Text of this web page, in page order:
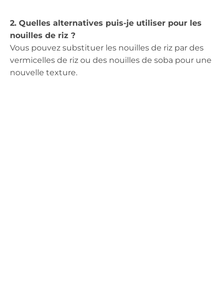
2. Quelles alternatives puis-je utiliser pour les
nouilles de riz ?
Vous pouvez substituer les nouilles de riz par des
vermicelles de riz ou des nouilles de soba pour une
nouvelle texture.